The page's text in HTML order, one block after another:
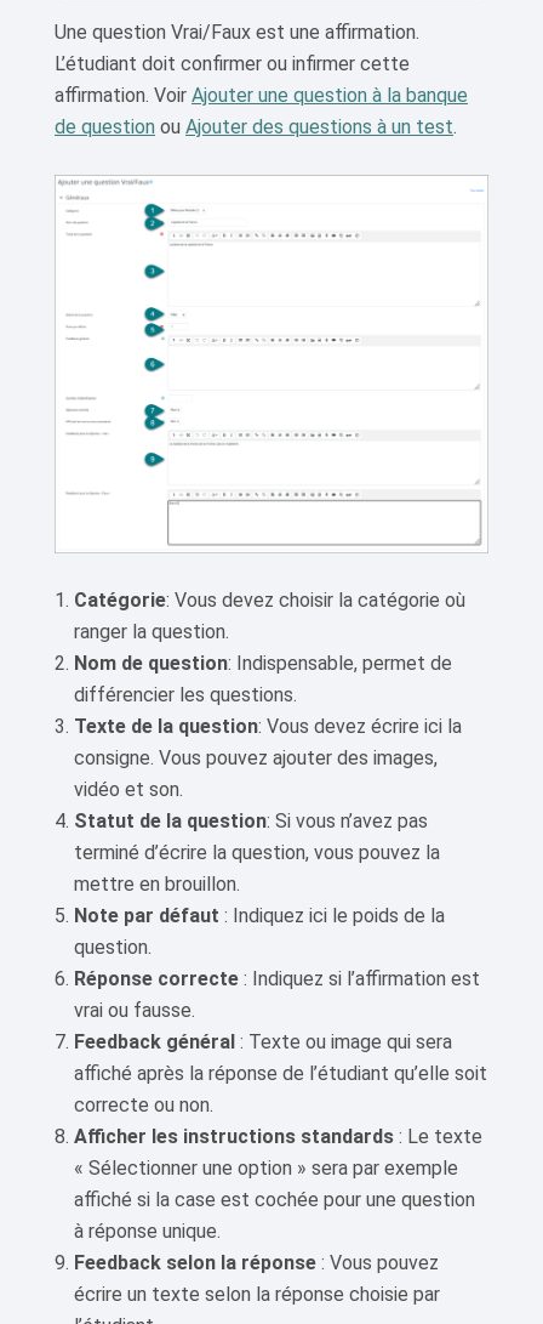
Une question Vrai/Faux est une affirmation.
L’étudiant doit confirmer ou infirmer cette
affirmation. Voir Ajouter une question à la banque
de question ou Ajouter des questions à un test.
Catégorie: Vous devez choisir la catégorie où
ranger la question.
Nom de question: Indispensable, permet de
différencier les questions.
Texte de la question: Vous devez écrire ici la
consigne. Vous pouvez ajouter des images,
vidéo et son.
Statut de la question: Si vous n’avez pas
terminé d’écrire la question, vous pouvez la
mettre en brouillon.
Note par défaut : Indiquez ici le poids de la
question.
Réponse correcte : Indiquez si l’affirmation est
vrai ou fausse.
Feedback général : Texte ou image qui sera
affiché après la réponse de l’étudiant qu’elle soit
correcte ou non.
Afficher les instructions standards : Le texte
« Sélectionner une option » sera par exemple
affiché si la case est cochée pour une question
à réponse unique.
Feedback selon la réponse : Vous pouvez
écrire un texte selon la réponse choisie par